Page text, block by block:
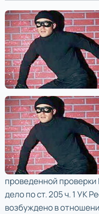
проведенной
дело по ст. 205 ч. 1 УК
возбуждено в